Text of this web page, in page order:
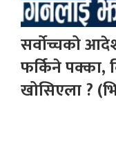
सर्वोच्चको
फर्किने पक्का,
खोसिएला ?